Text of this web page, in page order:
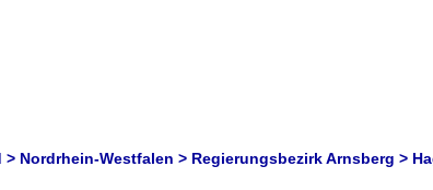
Nordrhein-Westfalen > Regierungsbezirk Arnsberg >